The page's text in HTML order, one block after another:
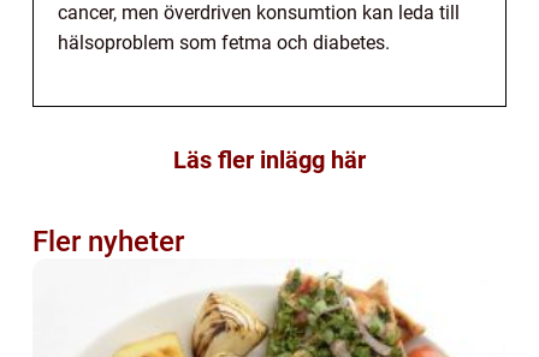
cancer, men överdriven konsumtion kan leda till
hälsoproblem som fetma och diabetes.
Läs fler inlägg här
Fler nyheter